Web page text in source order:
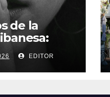
de la
que
historias
EDITOR